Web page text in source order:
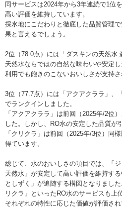
ウォーターワン 公式サイト
コスモウォーター 公式サイト
同サービスは2024年から3年連続で1位
高い評価を維持しています。
採水地にこだわりと徹底した品質管理
果と言えるでしょう。
2位（78.0点）には「ダスキンの天然水
天然水ならではの自然な味わいや安定
利用でも飽きのこないおいしさが支持さ
3位（77.7点）には「アクアクララ」、
でランクインしました。
「アクアクララ」は前回（2025年/2位
した。しかし、RO水の安定した品質が
「クリクラ」は前回（2025年/3位）同
得ています。
総じて、水のおいしさの項目では、「
天然水」が安定して高い評価を維持す
としずく」が追随する構図となりまし
リクラ」といったRO水のサービスも上
それぞれの特性に応じた価値が評価さ